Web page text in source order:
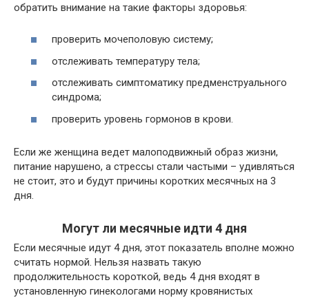
обратить внимание на такие факторы здоровья:
проверить мочеполовую систему;
отслеживать температуру тела;
отслеживать симптоматику предменструального
синдрома;
проверить уровень гормонов в крови.
Если же женщина ведет малоподвижный образ жизни,
питание нарушено, а стрессы стали частыми – удивляться
не стоит, это и будут причины коротких месячных на 3
дня.
Могут ли месячные идти 4 дня
Если месячные идут 4 дня, этот показатель вполне можно
считать нормой. Нельзя назвать такую
продолжительность короткой, ведь 4 дня входят в
установленную гинекологами норму кровянистых